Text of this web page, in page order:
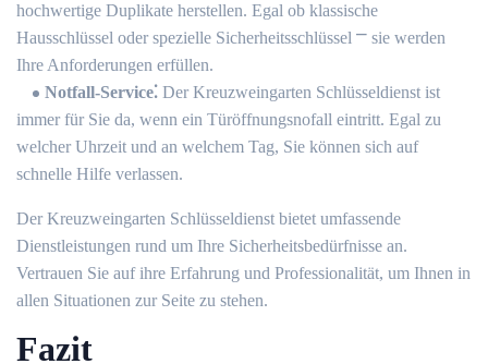
hochwertige Duplikate herstellen.​ Egal ob klassische
Hausschlüssel oder spezielle Sicherheitsschlüssel ⎻ sie werden
Ihre Anforderungen erfüllen.​
Notfall-Service⁚ Der Kreuzweingarten Schlüsseldienst ist
immer für Sie da, wenn ein Türöffnungsnofall eintritt. Egal zu
welcher Uhrzeit und an welchem Tag, Sie können sich auf
schnelle Hilfe verlassen.​
Der Kreuzweingarten Schlüsseldienst bietet umfassende
Dienstleistungen rund um Ihre Sicherheitsbedürfnisse an.
Vertrauen Sie auf ihre Erfahrung und Professionalität, um Ihnen in
allen Situationen zur Seite zu stehen.​
Fazit